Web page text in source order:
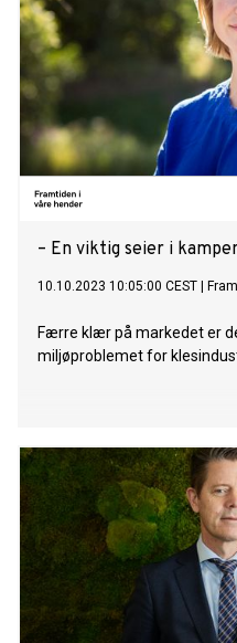
– En viktig seier i
10.10.2023 10:05:00 CEST
Færre klær på markedet er
miljøproblemet for